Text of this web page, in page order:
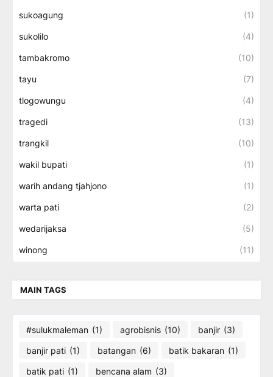
sukoagung (1)
sukolilo (4)
tambakromo (10)
tayu (7)
tlogowungu (4)
tragedi (13)
trangkil (10)
wakil bupati (1)
warih andang tjahjono (1)
warta pati (2)
wedarijaksa (5)
winong (11)
MAIN TAGS
#sulukmaleman (1) agrobisnis (10) banjir (3)
banjir pati (1) batangan (6) batik bakaran (1)
batik pati (1) bencana alam (3)